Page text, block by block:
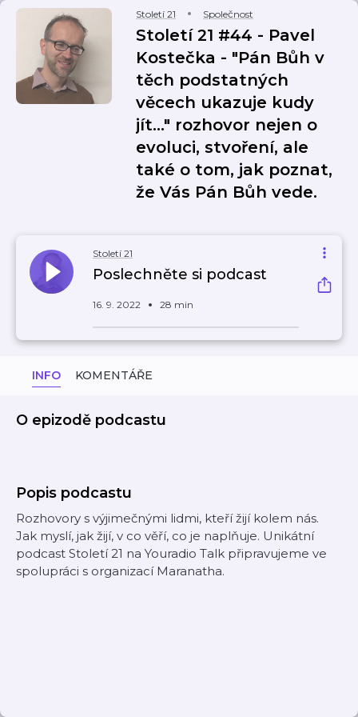
Století 21 Společnost
Století 21 #44 - Pavel
Kostečka - "Pán Bůh v
těch podstatných
věcech ukazuje kudy
jít..." rozhovor nejen o
evoluci, stvoření, ale
také o tom, jak poznat,
že Vás Pán Bůh vede.
Století 21
Poslechněte si podcast
16. 9. 2022 28 min
INFO KOMENTÁŘE
O epizodě podcastu
Popis podcastu
Rozhovory s výjimečnými lidmi, kteří žijí kolem nás.
Jak myslí, jak žijí, v co věří, co je naplňuje. Unikátní
podcast Století 21 na Youradio Talk připravujeme ve
spolupráci s organizací Maranatha.